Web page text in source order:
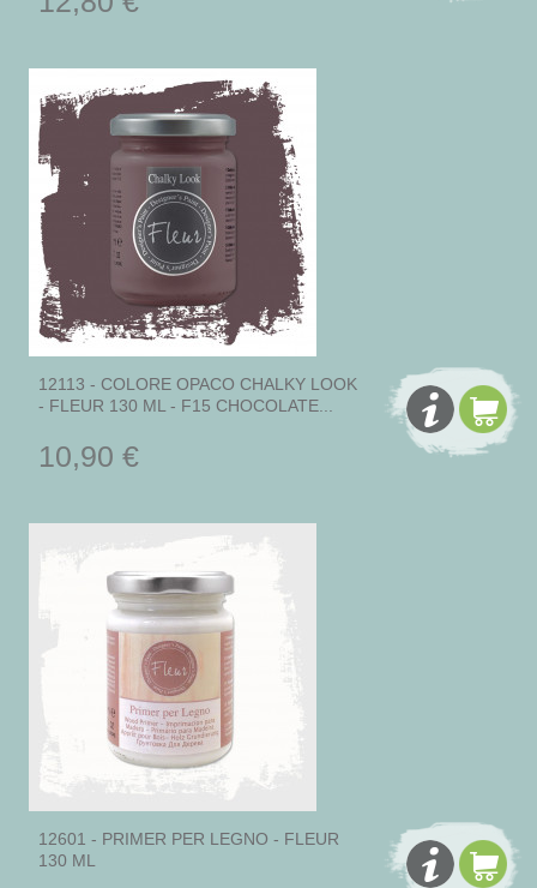
12113 - COLORE OPACO CHALKY LOOK
- FLEUR 130 ML - F15 CHOCOLATE...
10,90 €
12601 - PRIMER PER LEGNO - FLEUR
130 ML